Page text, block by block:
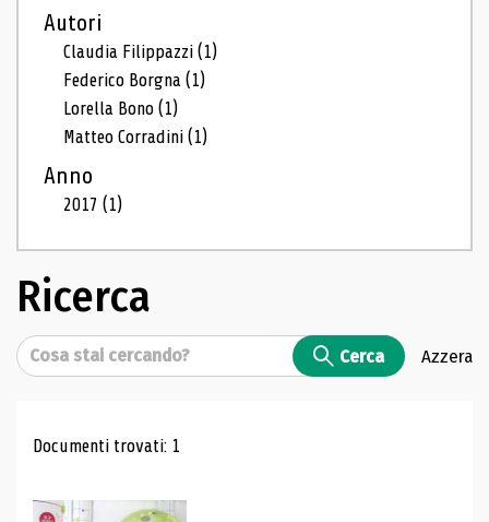
Autori
Claudia Filippazzi(1)
Federico Borgna(1)
Lorella Bono(1)
Matteo Corradini(1)
Anno
2017(1)
Ricerca
Cerca Cerca Azzera
Risultati di ricerca
Documenti trovati: 1